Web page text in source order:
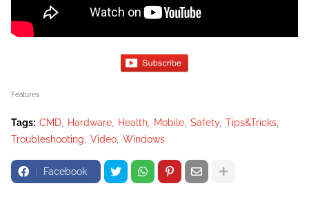
Features
Tags: CMD Hardware Health Mobile Safety Tips&Tricks
Troubleshooting
Video Windows
Facebook